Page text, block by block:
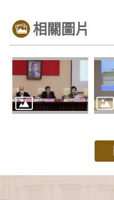
相關圖片